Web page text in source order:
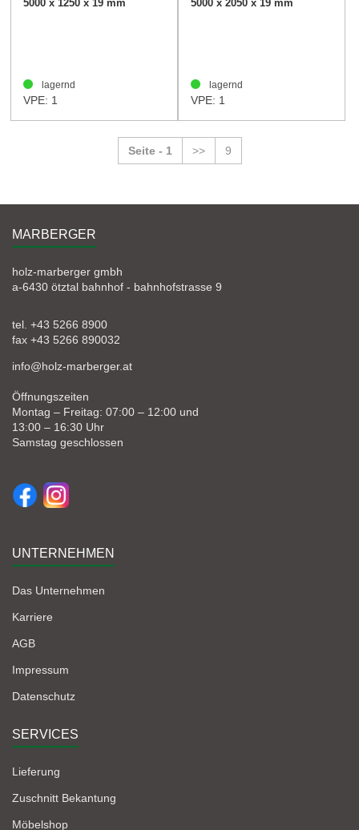
5000 x 1250 x 19 mm
lagernd
VPE: 1
5000 x 2050 x 19 mm
lagernd
VPE: 1
Seite - 1 >> 9
MARBERGER
holz-marberger gmbh
a-6430 ötztal bahnhof - bahnhofstrasse 9
tel. +43 5266 8900
fax +43 5266 890032
info@holz-marberger.at
Öffnungszeiten
Montag – Freitag: 07:00 – 12:00 und
13:00 – 16:30 Uhr
Samstag geschlossen
UNTERNEHMEN
Das Unternehmen
Karriere
AGB
Impressum
Datenschutz
SERVICES
Lieferung
Zuschnitt Bekantung
Möbelshop